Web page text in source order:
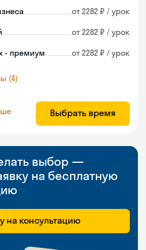
от 2282 ₽ / урок
от 2282 ₽ / урок
- премиум от 2282 ₽ / урок
(4)
Выбрать время
выбор —
на бесплатную
на консультацию